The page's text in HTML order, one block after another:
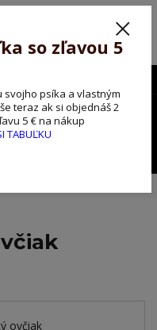
v tomto období máme
ako ospravedlnenie.
30€ s kódom pozorpes5 !!!
0,00 EUR
so zľavou 5
psíka a vlastným
teraz ak si objednáš 2
5 € na nákup
TABUĽKU